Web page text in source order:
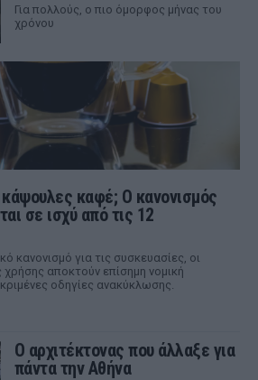
Για πολλούς, ο πιο όμορφος μήνας του
χρόνου
κάψουλες καφέ; Ο κανονισμός
σε ισχύ από τις 12
κανονισμό για τις συσκευασίες, οι
αποκτούν επίσημη νομική
οδηγίες ανακύκλωσης.
Ο αρχιτέκτονας που άλλαξε για
πάντα την Αθήνα